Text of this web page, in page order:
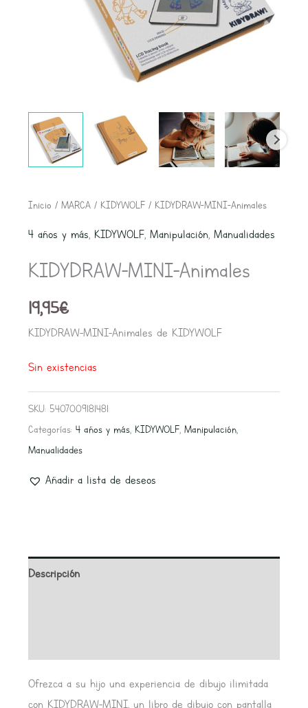
Inicio / MARCA/ KIDYWOLF/ KIDYDRAW-MINI-Animales
4 años y más, KIDYWOLF, Manipulación, Manualidades
KIDYDRAW-MINI-Animales
19,95€
KIDYDRAW-MINI-Animales de KIDYWOLF
Sin existencias
SKU: 5407009181481
Categorías: 4 años y más, KIDYWOLF, Manipulación,
Manualidades
Añadir a lista de deseos
Descripción
Ofrezca a su hijo una experiencia de dibujo ilimitada
con KIDYDRAW-MINI, un libro de dibujo con pantalla